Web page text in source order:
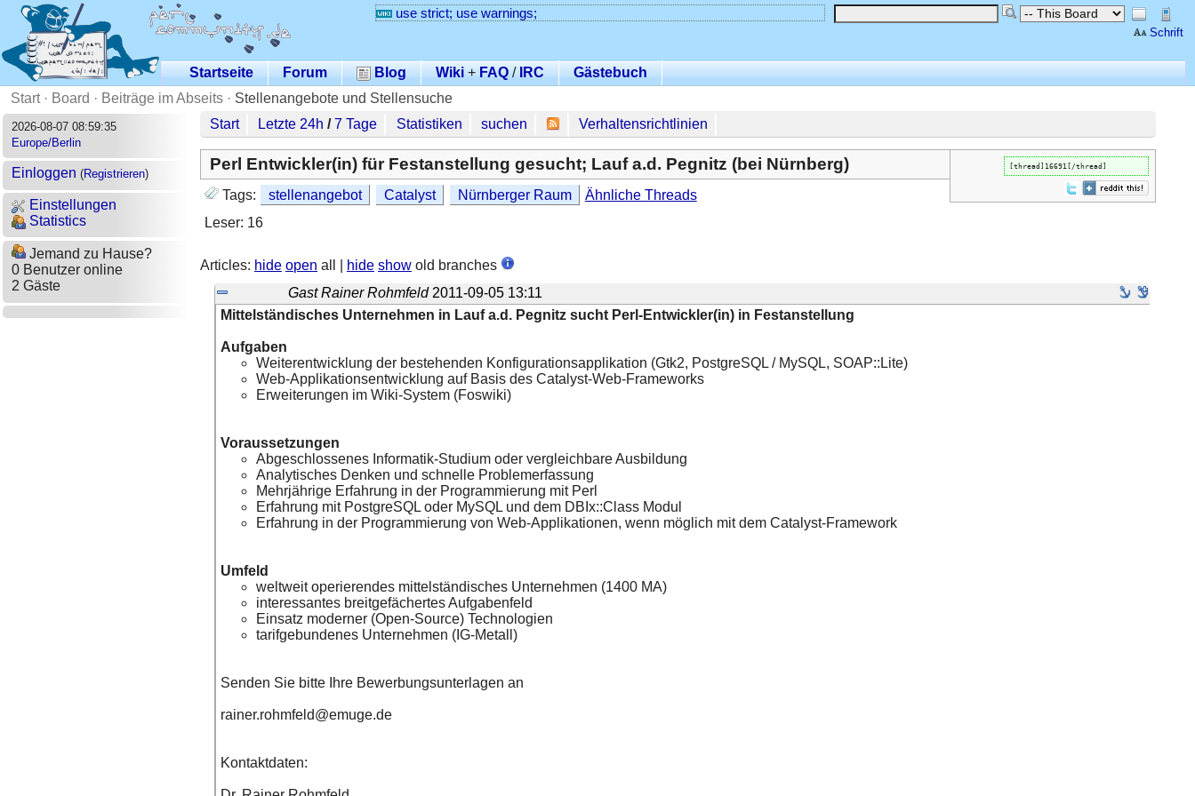
Schrift
use strict; use warnings;
Startseite Forum Blog Wiki+ FAQ /IRC
Gästebuch
Start· Board · Beiträge im Abseits · Stellenangebote und Stellensuche
2026-08-07 08:59:35
Europe/Berlin
Einloggen (Registrieren)
Einstellungen
Statistics
Jemand zu Hause?
0 Benutzer online
2 Gäste
Start Letzte 24h /7 Tage Statistiken suchen Verhaltensrichtlinien
[thread]16691[/thread]
Perl Entwickler(in) für Festanstellung gesucht; Lauf a.d. Pegnitz (bei Nürnberg)
Tags: stellenangebot Catalyst Nürnberger Raum
Ähnliche Threads
Leser: 16
Articles: hide open all | hide show old branches
Gast Rainer Rohmfeld 2011-09-05 13:11
Mittelständisches Unternehmen in Lauf a.d. Pegnitz sucht Perl-Entwickler(in) in Festanstellung
Aufgaben
Weiterentwicklung der bestehenden Konfigurationsapplikation (Gtk2, PostgreSQL / MySQL, SOAP::Lite)
Web-Applikationsentwicklung auf Basis des Catalyst-Web-Frameworks
Erweiterungen im Wiki-System (Foswiki)
Voraussetzungen
Abgeschlossenes Informatik-Studium oder vergleichbare Ausbildung
Analytisches Denken und schnelle Problemerfassung
Mehrjährige Erfahrung in der Programmierung mit Perl
Erfahrung mit PostgreSQL oder MySQL und dem DBIx::Class Modul
Erfahrung in der Programmierung von Web-Applikationen, wenn möglich mit dem Catalyst-Framework
Umfeld
weltweit operierendes mittelständisches Unternehmen (1400 MA)
interessantes breitgefächertes Aufgabenfeld
Einsatz moderner (Open-Source) Technologien
tarifgebundenes Unternehmen (IG-Metall)
Senden Sie bitte Ihre Bewerbungsunterlagen an
rainer.rohmfeld@emuge.de
Kontaktdaten: